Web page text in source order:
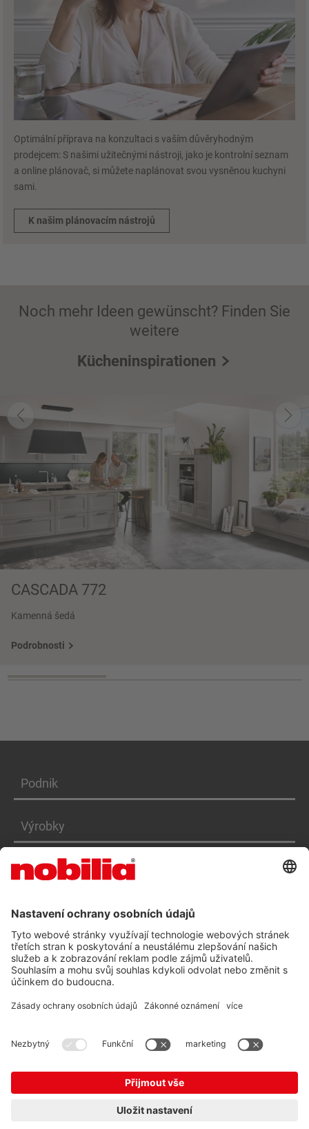
Optimální příprava na konzultaci s vaším důvěryhodným
prodejcem: S našimi užitečnými nástroji, jako je kontrolní seznam
a online plánovač, si můžete naplánovat svou vysněnou kuchyni
sami.
K našim plánovacím nástrojů
Noch mehr Ideen gewünscht? Finden Sie
weitere
Kücheninspirationen
CASCADA 772
Kamenná šedá
Podrobnosti
Podnik
Výrobky
Služby
PROHLÁŠENÍ O PŘÍSTUPNOSTI CZ
VOP
OCHRANA OSOBNÍCH ÚDAJŮ